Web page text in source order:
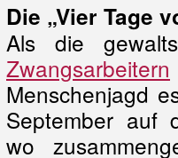
Die „Vier Tage
Als die
Zwangsarbeitern
Menschenjagd
September auf
wo